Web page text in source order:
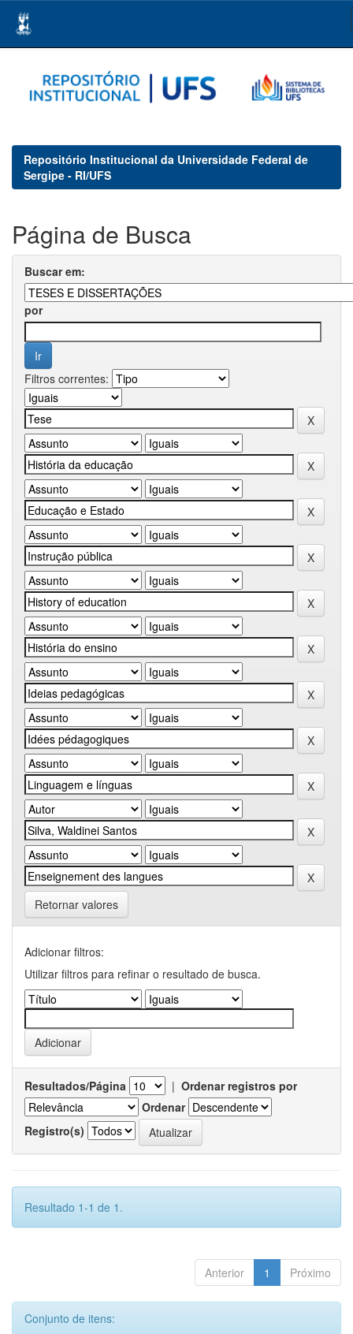
navigation
Repositório Institucional da Universidade Federal de
Sergipe - RI/UFS
Página de Busca
Buscar em:
por
Filtros correntes:
Retornar valores
Adicionar filtros:
Utilizar filtros para refinar o resultado de busca.
Resultados/Página | Ordenar registros por
Ordenar
Registro(s)
Resultado 1-1 de 1.
Anterior 1 Próximo
Conjunto de itens: